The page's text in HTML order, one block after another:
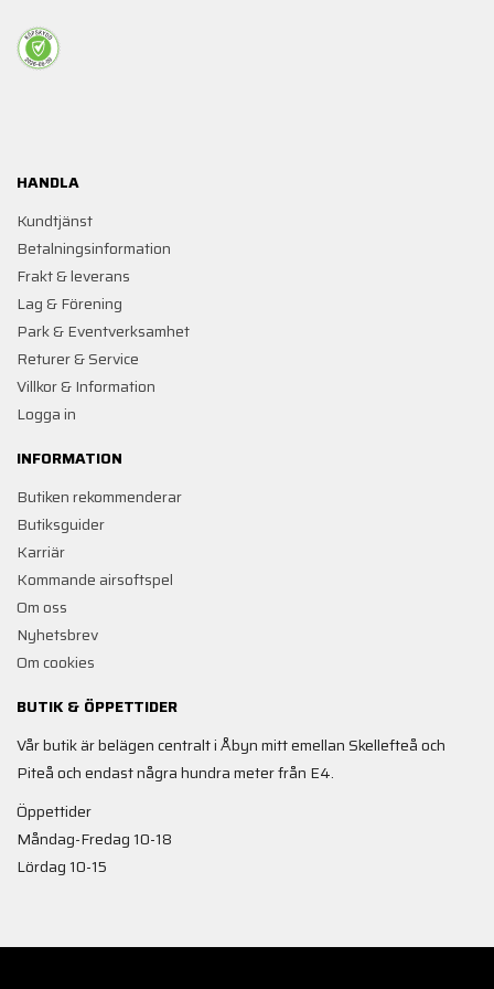
HANDLA
Kundtjänst
Betalningsinformation
Frakt & leverans
Lag & Förening
Park & Eventverksamhet
Returer & Service
Villkor & Information
Logga in
INFORMATION
Butiken rekommenderar
Butiksguider
Karriär
Kommande airsoftspel
Om oss
Nyhetsbrev
Om cookies
BUTIK & ÖPPETTIDER
Vår butik är belägen centralt i Åbyn mitt emellan Skellefteå och
Piteå och endast några hundra meter från E4.
Öppettider
Måndag-Fredag 10-18
Lördag 10-15